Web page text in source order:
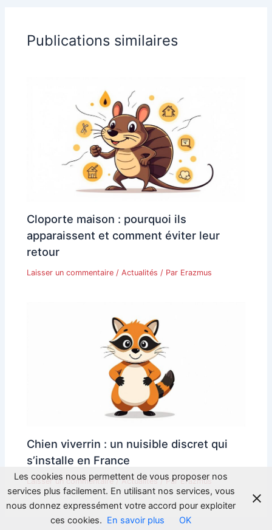
Publications similaires
Cloporte maison : pourquoi ils
apparaissent et comment éviter leur
retour
Laisser un commentaire /Actualités / Par Erazmus
Chien viverrin : un nuisible discret qui
s’installe en France
Laisser un commentaire /Actualités/ ParErazmus
Les cookies nous permettent de vous proposer nos
services plus facilement. En utilisant nos services, vous
nous donnez expressément votre accord pour exploiter
ces cookies. En savoir plus OK